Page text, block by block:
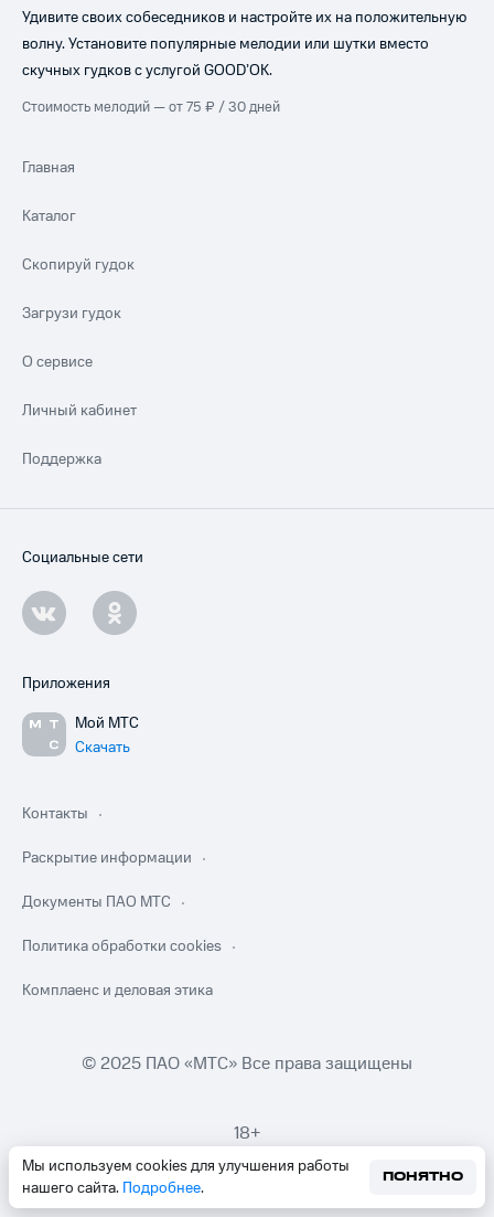
Мы используем cookies для улучшения работы
нашего сайта. Подробнее.
ПОНЯТНО
Удивите своих собеседников и настройте их на положительную
волну. Установите популярные мелодии или шутки вместо
скучных гудков с услугой GOOD’OK.
Стоимость мелодий — от 75 ₽ / 30 дней
Главная
Каталог
Скопируй гудок
Загрузи гудок
О сервисе
Личный кабинет
Поддержка
Социальные сети
Приложения
Мой МТС
Скачать
Контакты
Раскрытие информации
Документы ПАО МТС
Политика обработки cookies
Комплаенс и деловая этика
© 2025 ПАО «МТС» Все права защищены
18+